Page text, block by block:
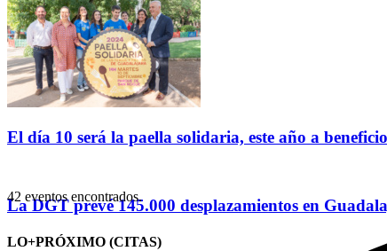
El día 10 será la paella solidaria, este año a
La DGT prevé 145.000 desplazamientos en
LO+PRÓXIMO (CITAS)
42 eventos encontrados.